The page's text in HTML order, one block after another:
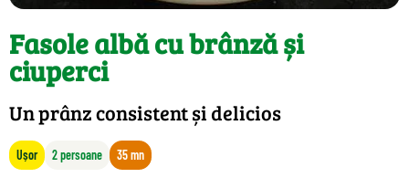
Fasole albă cu brânză și
ciuperci
Un prânz consistent și delicios
Ușor 2 persoane 35 mn